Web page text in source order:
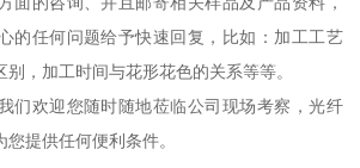
的任何问题给予快速回复，比如：加工工艺
，加工时间与花形花色的关系等等。
们欢迎您随时随地莅临公司现场考察，光纤
提供任何便利条件。